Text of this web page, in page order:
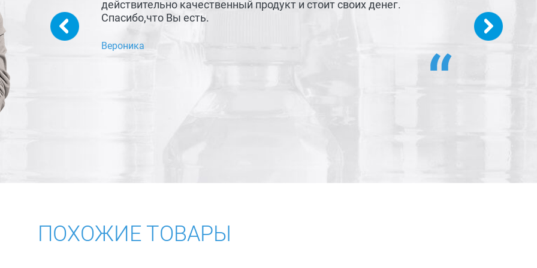
действительно качественный продукт и стоит своих денег.
Спасибо,что Вы есть.
Вероника
ПОХОЖИЕ ТОВАРЫ